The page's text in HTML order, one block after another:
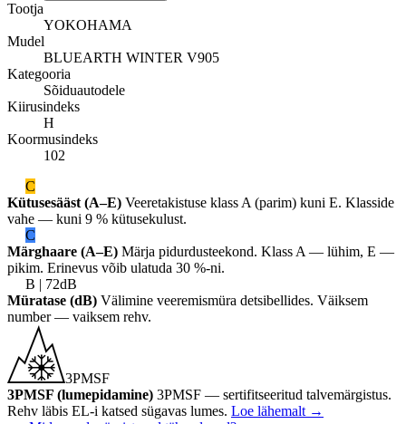
Tootja
YOKOHAMA
Mudel
BLUEARTH WINTER V905
Kategooria
Sõiduautodele
Kiirusindeks
H
Koormusindeks
102
C
Kütusesääst (A–E) Veeretakistuse klass A (parim) kuni E. Klasside
vahe — kuni 9 % kütusekulust.
C
Märghaare (A–E) Märja pidurdusteekond. Klass A — lühim, E —
pikim. Erinevus võib ulatuda 30 %-ni.
B | 72dB
Müratase (dB) Välimine veeremismüra detsibellides. Väiksem
number — vaiksem rehv.
3PMSF
3PMSF (lumepidamine) 3PMSF — sertifitseeritud talvemärgistus.
Rehv läbis EL-i katsed sügavas lumes. Loe lähemalt →